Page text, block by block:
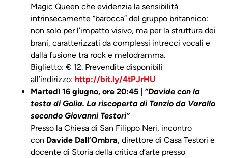
Magic Queen che evidenzia la sensibilità
intrinsecamente “barocca” del gruppo britannico:
non solo per l’impatto visivo, ma per la struttura dei
brani, caratterizzati da complessi intrecci vocali e
dalla fusione tra rock e melodramma.
Biglietto: € 12. Prevendite disponibili
all’indirizzo: http://bit.ly/4tPJrHU
Martedì 16 giugno, ore 20:45 | “Davide con la
testa di Golia. La riscoperta di Tanzio da Varallo
secondo Giovanni Testori”
Presso la Chiesa di San Filippo Neri, incontro
con Davide Dall’Ombra, direttore di Casa Testori e
docente di Storia della critica d’arte presso